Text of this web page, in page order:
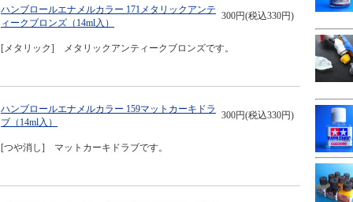
ハンブロールエナメルカラー 171メタリックアンテ
ィークブロンズ（14ml入）
300円(税込330円)
[メタリック] メタリックアンティークブロンズです。
ハンブロールエナメルカラー 159マットカーキドラ
ブ（14ml入）
300円(税込330円)
[つや消し] マットカーキドラブです。